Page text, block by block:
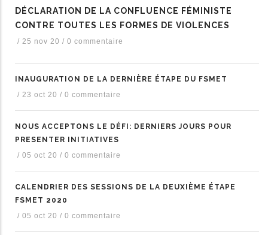
DÉCLARATION DE LA CONFLUENCE FÉMINISTE
CONTRE TOUTES LES FORMES DE VIOLENCES
/ 25 nov 20 / 0 commentaire
INAUGURATION DE LA DERNIÈRE ÉTAPE DU FSMET
/ 23 oct 20 / 0 commentaire
NOUS ACCEPTONS LE DÉFI: DERNIERS JOURS POUR
PRESENTER INITIATIVES
/ 05 oct 20 / 0 commentaire
CALENDRIER DES SESSIONS DE LA DEUXIÈME ÉTAPE
FSMET 2020
/ 05 oct 20 / 0 commentaire